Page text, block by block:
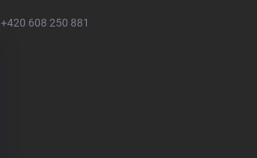
+420 608 250 881